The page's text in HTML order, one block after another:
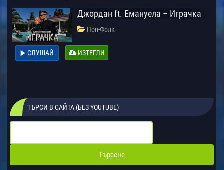
Джордан ft. Емануела – Играчка
Поп-Фолк
СЛУШАЙ ИЗТЕГЛИ
ТЪРСИ В САЙТА (БЕЗ YOUTUBE)